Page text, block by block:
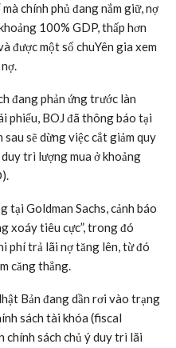
chính phủ đang nắm giữ, nợ
100% GDP, thấp hơn
được một số chuYên gia xem
đang phản ứng trước làn
BOJ đã thông báo tại
sẽ dừng việc cắt giảm quy
trì lượng mua ở khoảng
).
Goldman Sachs, cảnh báo
xoáy tiêu cực”, trong đó
phí trả lãi nợ tăng lên, từ đó
căng thẳng.
Bản đang dần rơi vào trạng
sách tài khóa (fiscal
chính sách chủ ý duy trì lãi